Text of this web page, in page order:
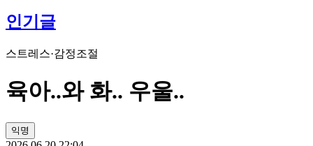
인기글
스트레스·감정조절
육아..와 화.. 우울..
익명